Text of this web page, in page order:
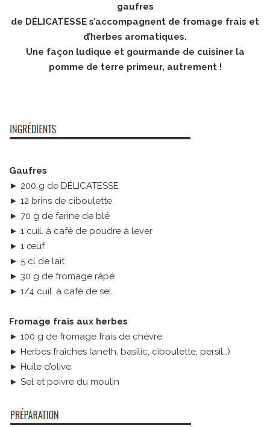
gaufres
de DÉLICATESSE s’accompagnent de fromage frais et
d’herbes aromatiques.
Une façon ludique et gourmande de cuisiner la
pomme de terre primeur, autrement !
Gaufres
► 200 g de DÉLICATESSE
► 12 brins de ciboulette
► 70 g de farine de blé
► 1 cuil. à café de poudre à lever
► 1 œuf
► 5 cl de lait
► 30 g de fromage râpé
► 1/4 cuil. à café de sel
Fromage frais aux herbes
► 100 g de fromage frais de chèvre
► Herbes fraîches (aneth, basilic, ciboulette, persil…)
► Huile d’olive
► Sel et poivre du moulin